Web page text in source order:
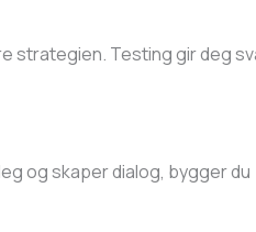
strategien. Testing gir deg
og skaper dialog, bygger du